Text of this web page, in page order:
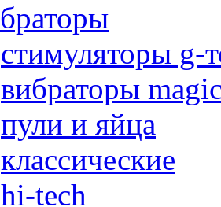
стимуляторы g-
вибраторы
пули и яйца
классические
hi-tech